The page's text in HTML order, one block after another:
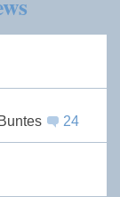
24